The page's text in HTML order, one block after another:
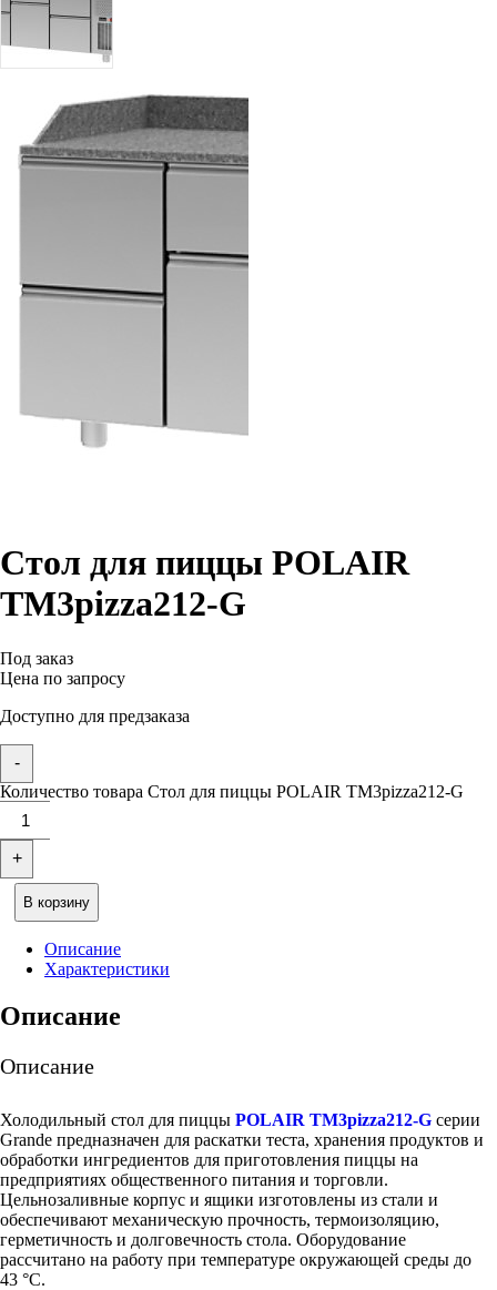
Стол для пиццы POLAIR
TM3pizza212-G
Под заказ
Цена по запросу
Доступно для предзаказа
-
Количество товара Стол для пиццы POLAIR TM3pizza212-G
+
В корзину
Описание
Характеристики
Описание
Описание
Холодильный стол для пиццы POLAIR TM3pizza212-G серии
Grande предназначен для раскатки теста, хранения продуктов и
обработки ингредиентов для приготовления пиццы на
предприятиях общественного питания и торговли.
Цельнозаливные корпус и ящики изготовлены из стали и
обеспечивают механическую прочность, термоизоляцию,
герметичность и долговечность стола. Оборудование
рассчитано на работу при температуре окружающей среды до
43 °С.